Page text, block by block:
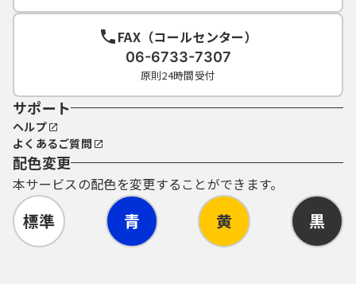
FAX（コールセンター）
06-6733-7307
原則24時間受付
サポート
ヘルプ
よくあるご質問
配色変更
本サービスの配色を変更することができます。
標準 青 黄 黒